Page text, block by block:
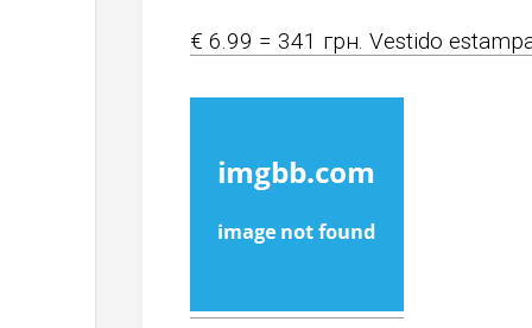
€ 6.99 = 341 грн. Vestido